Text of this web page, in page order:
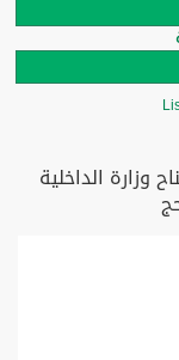
الداخلية